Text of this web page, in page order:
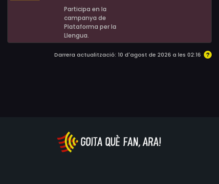
Participa en la
campanya de
Plataforma per la
Llengua.
Darrera actualització: 10 d'agost de 2026 a les 02:16